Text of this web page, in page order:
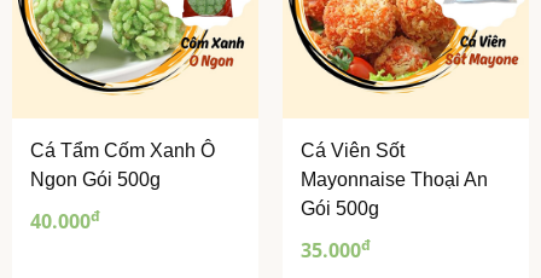
Cá Tẩm Cốm Xanh Ô
Ngon Gói 500g
40.000đ
Cá Viên Sốt
Mayonnaise Thoại An
Gói 500g
35.000đ